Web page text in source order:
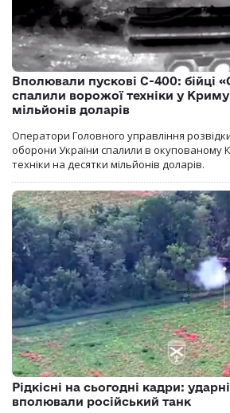
Вполювали пускові С-400: бійці
спалили ворожої техніки у
мільйонів доларів
Оператори Головного управління
оборони України спалили в окупованому
техніки на десятки мільйонів доларів.
Рідкісні на сьогодні кадри:
вполювали російський танк